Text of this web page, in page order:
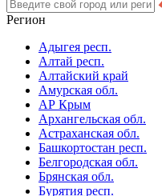
Регион
Адыгея респ.
Алтай респ.
Алтайский край
Амурская обл.
АР Крым
Архангельская обл.
Астраханская обл.
Башкортостан респ.
Белгородская обл.
Брянская обл.
Бурятия респ.